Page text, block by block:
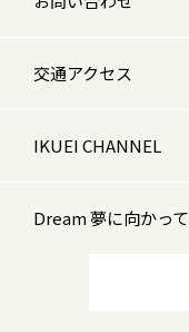
交通アクセス
IKUEI CHANNEL
Dream 夢に向かって